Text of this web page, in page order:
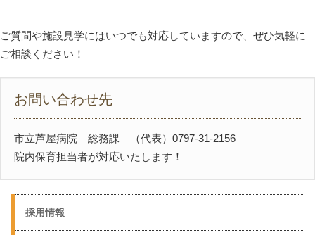
ご質問や施設見学にはいつでも対応していますので、ぜひ気軽に
ご相談ください！
お問い合わせ先
市立芦屋病院 総務課 （代表）0797-31-2156
院内保育担当者が対応いたします！
採用情報